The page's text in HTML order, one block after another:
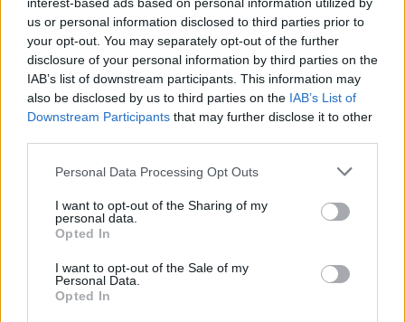
us or personal information disclosed to third parties prior to
your opt-out. You may separately opt-out of the further
disclosure of your personal information by third parties on the
IAB’s list of downstream participants. This information may
also be disclosed by us to third parties on the IAB’s List of
Downstream Participants that may further disclose it to other
Personal Data Processing Opt Outs
I want to opt-out of the Sharing of my
personal data.
Opted In
I want to opt-out of the Sale of my
Personal Data.
Opted In